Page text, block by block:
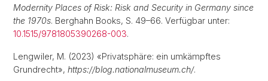
Modernity Places of Risk: Risk and Security in Germany since
the 1970s. Berghahn Books, S. 49–66. Verfügbar unter:
10.1515/9781805390268-003.
Lengwiler, M. (2023) «Privatsphäre: ein umkämpftes
Grundrecht», https://blog.nationalmuseum.ch/.